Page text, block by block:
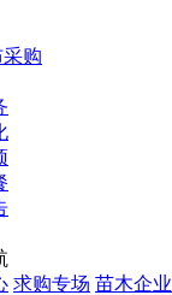
购
求购专场 苗木企业